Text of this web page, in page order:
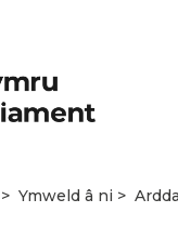
Ymweld â ni